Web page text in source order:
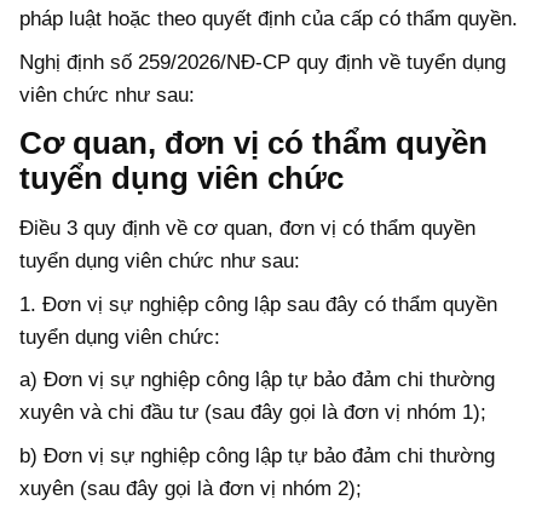
pháp luật hoặc theo quyết định của cấp có thẩm quyền.
Nghị định số 259/2026/NĐ-CP quy định về tuyển dụng
viên chức như sau:
Cơ quan, đơn vị có thẩm quyền
tuyển dụng viên chức
Điều 3 quy định về cơ quan, đơn vị có thẩm quyền
tuyển dụng viên chức như sau:
1. Đơn vị sự nghiệp công lập sau đây có thẩm quyền
tuyển dụng viên chức:
a) Đơn vị sự nghiệp công lập tự bảo đảm chi thường
xuyên và chi đầu tư (sau đây gọi là đơn vị nhóm 1);
b) Đơn vị sự nghiệp công lập tự bảo đảm chi thường
xuyên (sau đây gọi là đơn vị nhóm 2);